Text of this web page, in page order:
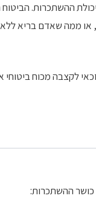
לתנאי הרפואי, על המבקש להוכיח פגיעה של
גיל פרישה, ולא להיות זכאי
כושר ההשתכרות: